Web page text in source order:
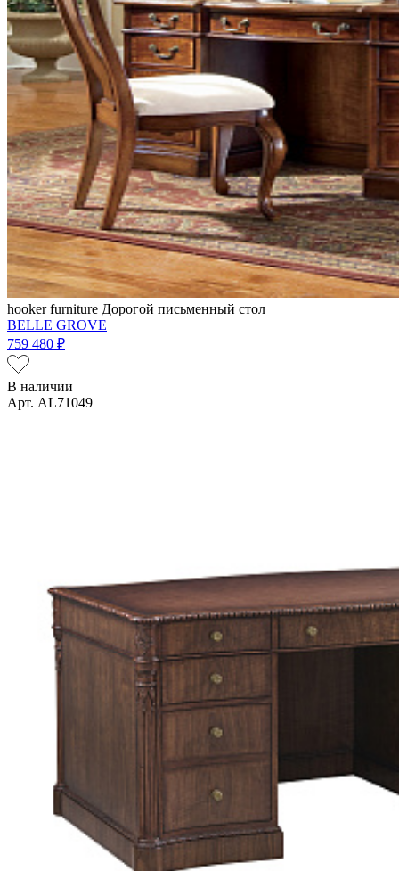
hooker furniture Дорогой письменный стол
BELLE GROVE
759 480 ₽
В наличии
Арт. AL71049